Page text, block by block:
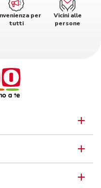
per
tutti
Vicini alle
persone